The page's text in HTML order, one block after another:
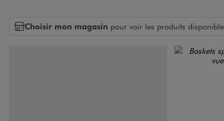
Choisir mon magasin pour voir les produits